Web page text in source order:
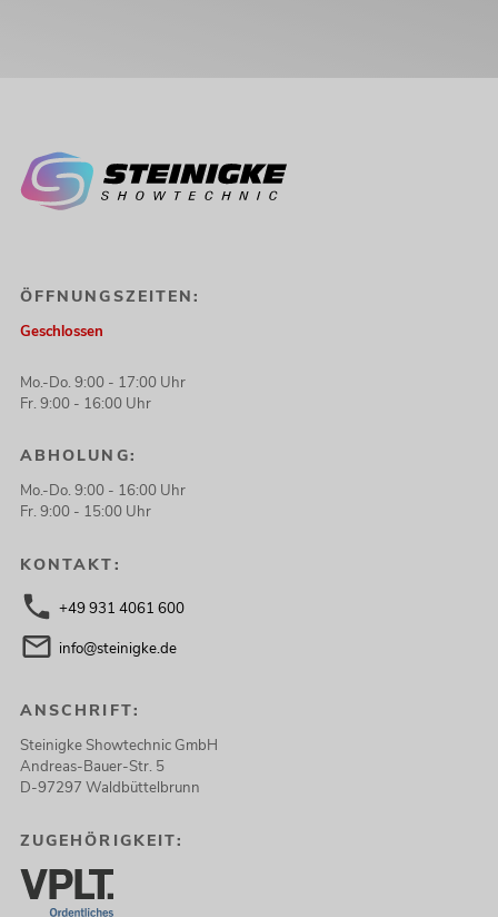
ÖFFNUNGSZEITEN:
Geschlossen
Mo.-Do. 9:00 - 17:00 Uhr
Fr. 9:00 - 16:00 Uhr
ABHOLUNG:
Mo.-Do. 9:00 - 16:00 Uhr
Fr. 9:00 - 15:00 Uhr
KONTAKT:
+49 931 4061 600
info@steinigke.de
ANSCHRIFT:
Steinigke Showtechnic GmbH
Andreas-Bauer-Str. 5
D-97297 Waldbüttelbrunn
ZUGEHÖRIGKEIT: